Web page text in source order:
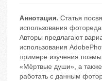
Аннотация. Статья
использования
Авторы предлагают
использования
примере изучения
«Мёртвые души», а
работать с данным